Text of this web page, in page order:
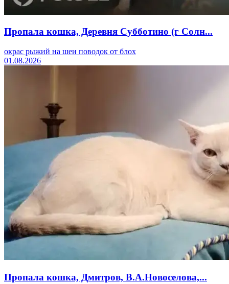
Пропала кошка, Деревня Субботино (г Солн...
окрас рыжий на шеи поводок от блох
01.08.2026
Пропала кошка, Дмитров, В.А.Новоселова,...